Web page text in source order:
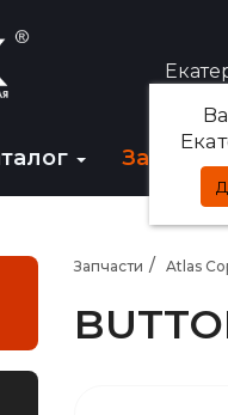
Запчасти
Запчасти Atlas